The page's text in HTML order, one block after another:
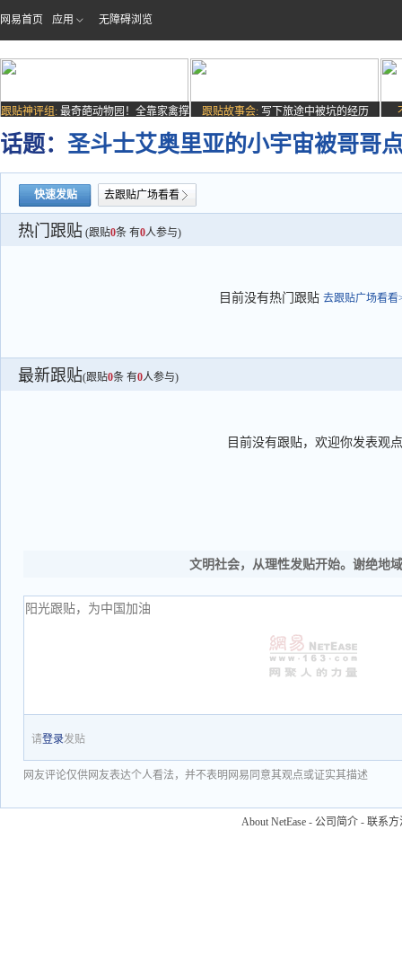
网易首页 应用 无障碍浏览
跟贴神评组: 最奇葩动物园！全靠家禽撑
场子
跟贴故事会: 写下旅途中被坑的经历
话题： 圣斗士艾奥里亚的小宇宙被哥哥
快速发贴 去跟贴广场看看
热门跟贴 (跟贴0条 有0人参与)
目前没有热门跟贴 去跟贴广场看看
最新跟贴(跟贴0条 有0人参与)
目前没有跟贴，欢迎你发表观点
文明社会，从理性发贴开始。谢绝地
请登录发贴
网友评论仅供网友表达个人看法，并不表明网易同意其观点或证实其描述
About NetEase - 公司简介 - 联系方